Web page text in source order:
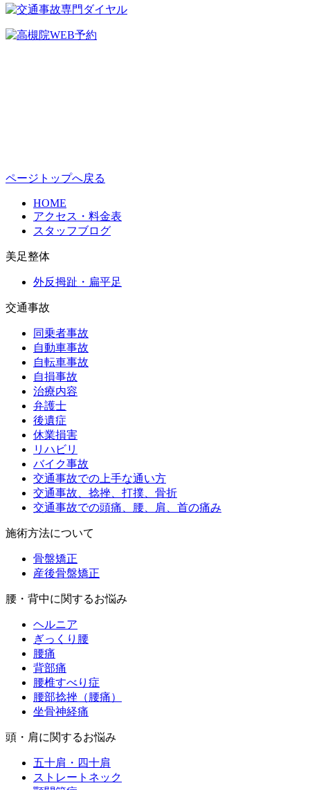
ページトップへ戻る
HOME
アクセス・料金表
スタッフブログ
美足整体
外反拇趾・扁平足
交通事故
同乗者事故
自動車事故
自転車事故
自損事故
治療内容
弁護士
後遺症
休業損害
リハビリ
バイク事故
交通事故での上手な通い方
交通事故、捻挫、打撲、骨折
交通事故での頭痛、腰、肩、首の痛み
施術方法について
骨盤矯正
産後骨盤矯正
腰・背中に関するお悩み
ヘルニア
ぎっくり腰
腰痛
背部痛
腰椎すべり症
腰部捻挫（腰痛）
坐骨神経痛
頭・肩に関するお悩み
五十肩・四十肩
ストレートネック